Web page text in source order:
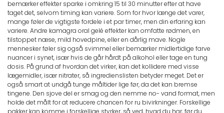
bemærker effekter sparke i omkring 15 til 30 minutter efter at have
taget det, selvom timing kan variere. Som for hvor længe det varer,
mange føler de vigtigste fordele i et par timer, men din erfaring kan
variere. Andre kamagra oral gelé effekter kan omfatte rødmen, en
tilstoppet næse, mild hovedpine, eller en dårlig mave. Nogle
mennesker føler sig også svimmel eller bemærker midlertidige farve
nuancer i synet, især hvis de går hårdt på alkohol eller tage en tung
dosis. På grund af hvordan det virker, kan det kollidere med visse
lægemidler, især nitrater, så ingredienslisten betyder meget. Det er
også smart at undgå tunge måltider lige før, da det kan bremse
tingene. Den sjove del er smag og den nemme no- vand format, men
holde det målt for at reducere chancen for ru bivirkninger. Forskellige